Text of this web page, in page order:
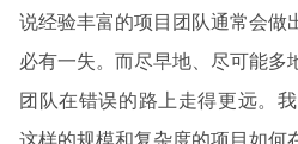
说经验丰富的项目团队通常会做
必有一失。而尽早地、尽可能多
团队在错误的路上走得更远。
这样的规模和复杂度的项目如何